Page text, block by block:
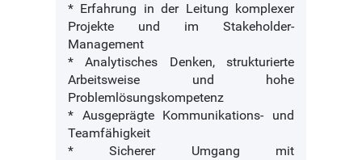
* Erfahrung in der Leitung komplexer
Projekte und im Stakeholder-
Management
* Analytisches Denken, strukturierte
Arbeitsweise und hohe
Problemlösungskompetenz
* Ausgeprägte Kommunikations- und
Teamfähigkeit
* Sicherer Umgang mit